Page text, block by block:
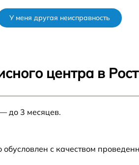
от 60 мин
У меня другая неисправность
центра в
до 3 месяцев.
с качеством